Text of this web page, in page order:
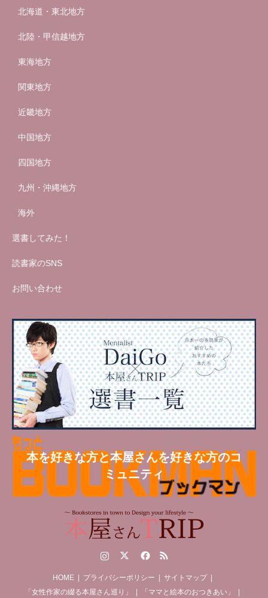
北海道・東北地方
北陸・甲信越地方
東海地方
関東地方
近畿地方
中国地方
四国地方
九州・沖縄地方
海外
選書してみた！
読書家のSNS
お問い合わせ
本を好きな方と本屋さんを好きな方のコ
ミュニティ
RSS
HOME プライバシーポリシー
サイトマップ
「女性作家の綴る本屋さん巡り」
「ママと絵本のおつきあい」